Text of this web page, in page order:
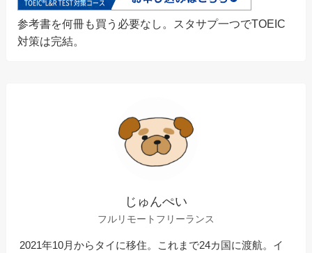
参考書を何冊も買う必要なし。スタサプ一つでTOEIC
対策は完結。
じゅんぺい
フルリモートフリーランス
2021年10月からタイに移住。これまで24カ国に渡航。イ